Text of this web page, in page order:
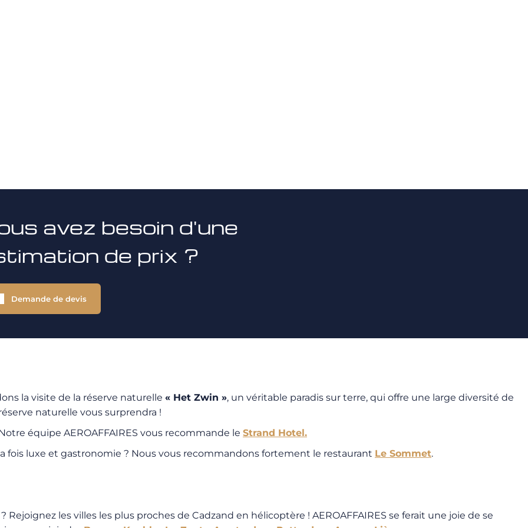
avez besoin d'une
de prix ?
Demande de devis
la visite de la réserve naturelle « Het Zwin », un véritable paradis sur terre, qui offre une large diversité de
naturelle vous surprendra !
équipe AEROAFFAIRES vous recommande le Strand Hotel.
fois luxe et gastronomie ? Nous vous recommandons fortement le restaurant Le Sommet.
Rejoignez les villes les plus proches de Cadzand en hélicoptère ! AEROAFFAIRES se ferait une joie de se